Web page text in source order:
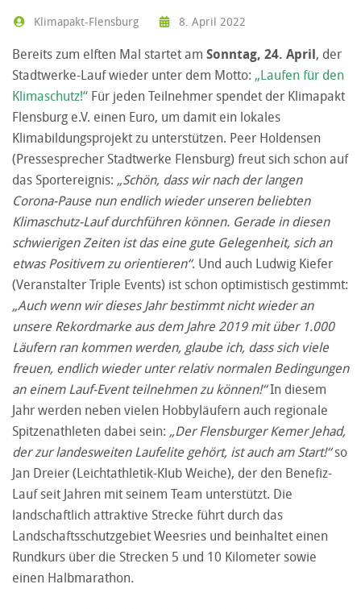
Klimapakt-Flensburg 8. April 2022
Bereits zum elften Mal startet am Sonntag, 24. April, der
Stadtwerke-Lauf wieder unter dem Motto: „Laufen für den
Klimaschutz!“ Für jeden Teilnehmer spendet der Klimapakt
Flensburg e.V. einen Euro, um damit ein lokales
Klimabildungsprojekt zu unterstützen. Peer Holdensen
(Pressesprecher Stadtwerke Flensburg) freut sich schon auf
das Sportereignis: „Schön, dass wir nach der langen
Corona-Pause nun endlich wieder unseren beliebten
Klimaschutz-Lauf durchführen können. Gerade in diesen
schwierigen Zeiten ist das eine gute Gelegenheit, sich an
etwas Positivem zu orientieren“. Und auch Ludwig Kiefer
(Veranstalter Triple Events) ist schon optimistisch gestimmt:
„Auch wenn wir dieses Jahr bestimmt nicht wieder an
unsere Rekordmarke aus dem Jahre 2019 mit über 1.000
Läufern ran kommen werden, glaube ich, dass sich viele
freuen, endlich wieder unter relativ normalen Bedingungen
an einem Lauf-Event teilnehmen zu können!“In diesem
Jahr werden neben vielen Hobbyläufern auch regionale
Spitzenathleten dabei sein: „Der Flensburger Kemer Jehad,
der zur landesweiten Laufelite gehört, ist auch am Start!“so
Jan Dreier (Leichtathletik-Klub Weiche), der den Benefiz-
Lauf seit Jahren mit seinem Team unterstützt. Die
landschaftlich attraktive Strecke führt durch das
Landschaftsschutzgebiet Weesries und beinhaltet einen
Rundkurs über die Strecken 5 und 10 Kilometer sowie
einen Halbmarathon.